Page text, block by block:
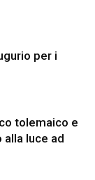
per i
tolemaico e
alla luce ad